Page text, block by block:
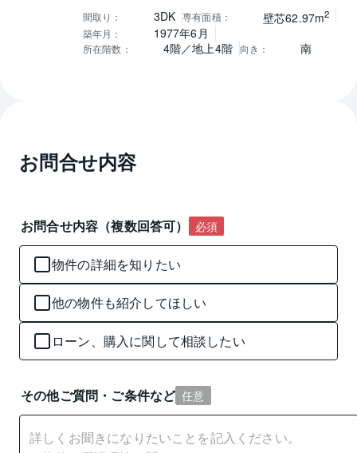
き通」駅 徒歩21分
間取り ： 3DK 専有面積： 壁芯62.97m2
築年月 ： 1977年6月
所在階数 ： 4階／地上4階 向き ： 南
お問合せ内容
お問合せ内容（複数回答可） 必須
物件の詳細を知りたい
他の物件も紹介してほしい
ローン、購入に関して相談したい
その他ご質問・ご条件など 任意